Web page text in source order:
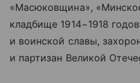
«Масюковщина»,
кладбище 1914−1918
и воинской славы,
и партизан Великой